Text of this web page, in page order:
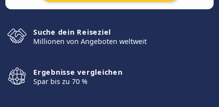
Suche dein Reiseziel
Millionen von Angeboten weltweit
Ergebnisse vergleichen
Spar bis zu 70 %